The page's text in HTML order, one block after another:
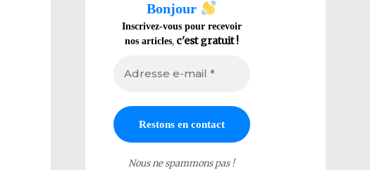
Bonjour
Inscrivez-vous pour recevoir
nos articles, c'est gratuit !
Nous ne spammons pas !